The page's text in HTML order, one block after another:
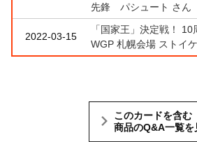
先鋒 パシュート さん
2022-03-15
「国家王」決定戦！
WGP 札幌会場 ストイ
このカードを含む
商品のQ&A一覧を